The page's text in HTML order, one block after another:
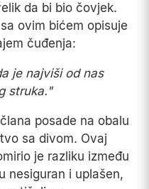
da bi bio čovjek.
ovim bićem opisuje
čuđenja:
je najviši od nas
struka."
posade na obalu
sa divom. Ovaj
je razliku između
nesiguran i uplašen,